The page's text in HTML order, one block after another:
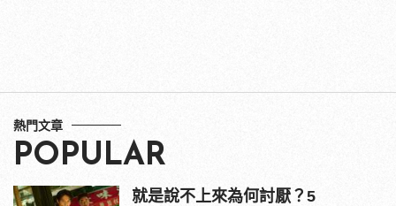
熱門文章
POPULAR
就是說不上來為何討厭？5